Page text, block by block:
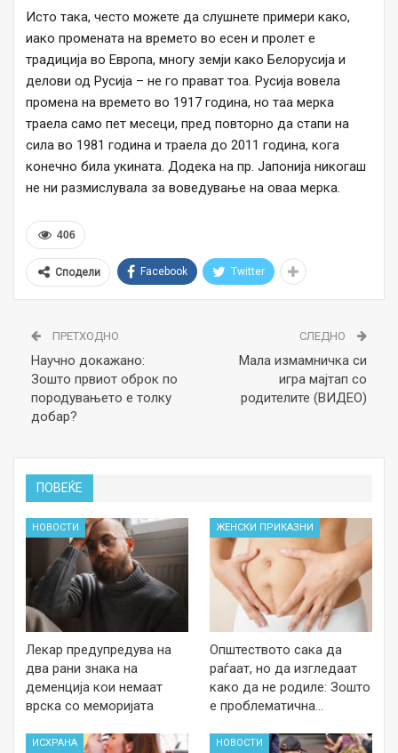
Исто така, често можете да слушнете примери како,
иако промената на времето во есен и пролет е
традиција во Европа, многу земји како Белорусија и
делови од Русија – не го прават тоа. Русија вовела
промена на времето во 1917 година, но таа мерка
траела само пет месеци, пред повторно да стапи на
сила во 1981 година и траела до 2011 година, кога
конечно била укината. Додека на пр. Јапонија никогаш
не ни размислувала за воведување на оваа мерка.
406
Сподели Facebook Twitter
ПРЕТХОДНО
Научно докажано:
Зошто првиот оброк по
породувањето е толку
добар?
СЛЕДНО
Мала измамничка си
игра мајтап со
родителите (ВИДЕО)
ПОВЕЌЕ
НОВОСТИ
Лекар предупредува на
два рани знака на
деменција кои немаат
врска со меморијата
ЖЕНСКИ ПРИКАЗНИ
Општеството сака да
раѓаат, но да изгледаат
како да не родиле: Зошто
е проблематична…
ИСХРАНА НОВОСТИ